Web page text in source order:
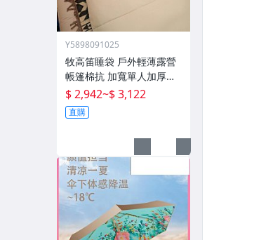
Y5898091025
牧高笛睡袋 戶外輕薄露營
帳篷棉抗 加寬單人加厚攬
月防寒被子
$ 2,942~$ 3,122
直購